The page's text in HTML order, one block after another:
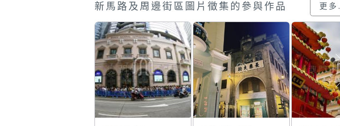
新馬路及周邊街區圖片徵集的參與作品 更